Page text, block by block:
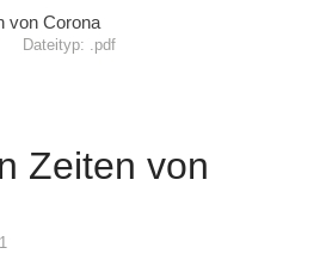
Zeiten von
von Corona
.pdf